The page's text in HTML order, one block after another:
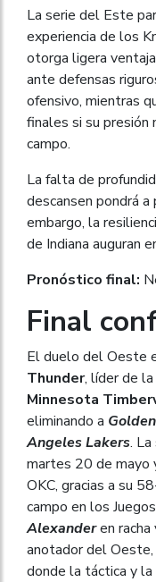
La serie del Este
experiencia de los
otorga ligera
ante defensas
ofensivo, mientras
finales si su presión
campo.
La falta de
descansen pondrá a
embargo, la
de Indiana auguran
Pronóstico final:
Final
El duelo del Oeste
Thunder, líder de
Minnesota
eliminando a
Angeles Lakers.
martes 20 de mayo
OKC, gracias a su
campo en los
Alexanderen
anotador del Oeste,
donde la táctica y